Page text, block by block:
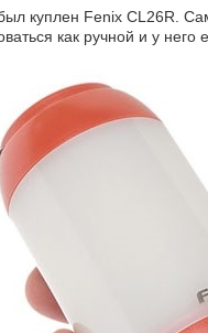
куплен Fenix CL26R.
как ручной и у него